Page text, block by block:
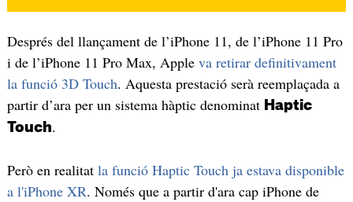
Després del llançament de l’iPhone 11, de l’iPhone 11 Pro
i de l’iPhone 11 Pro Max, Apple va retirar definitivament
la funció 3D Touch. Aquesta prestació serà reemplaçada a
partir d’ara per un sistema hàptic denominat Haptic
Touch.
Però en realitat la funció Haptic Touch ja estava disponible
a l'iPhone XR. Només que a partir d'ara cap iPhone de